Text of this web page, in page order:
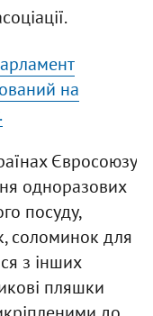
на
Євросоюзу
одноразових
посуду,
соломинок для
з інших
пляшки